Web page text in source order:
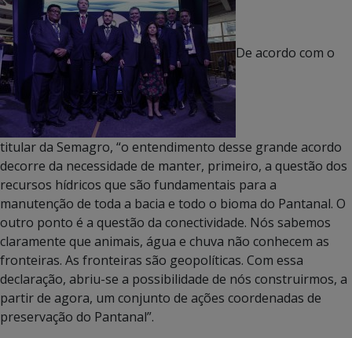
De acordo com o
titular da Semagro, “o entendimento desse grande acordo
decorre da necessidade de manter, primeiro, a questão dos
recursos hídricos que são fundamentais para a
manutenção de toda a bacia e todo o bioma do Pantanal. O
outro ponto é a questão da conectividade. Nós sabemos
claramente que animais, água e chuva não conhecem as
fronteiras. As fronteiras são geopolíticas. Com essa
declaração, abriu-se a possibilidade de nós construirmos, a
partir de agora, um conjunto de ações coordenadas de
preservação do Pantanal”.